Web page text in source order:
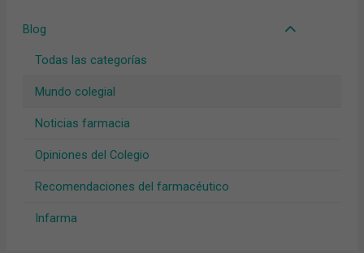
Blog
Todas las categorías
Mundo colegial
Noticias farmacia
Opiniones del Colegio
Recomendaciones del farmacéutico
Infarma